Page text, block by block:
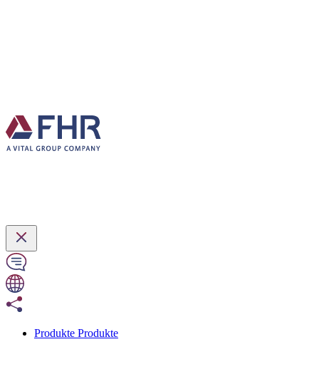
Produkte Produkte